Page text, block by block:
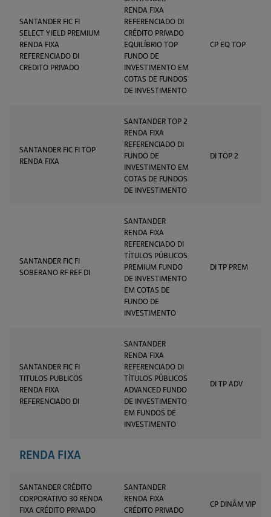
SANTANDER FIC FI
SELECT YIELD PREMIUM
RENDA FIXA
REFERENCIADO DI
CREDITO PRIVADO
RENDA FIXA
REFERENCIADO DI
CRÉDITO PRIVADO
EQUILÍBRIO TOP
FUNDO DE
INVESTIMENTO EM
COTAS DE FUNDOS
DE INVESTIMENTO
CP EQ TOP
SANTANDER FIC FI TOP
RENDA FIXA
SANTANDER TOP 2
RENDA FIXA
REFERENCIADO DI
FUNDO DE
INVESTIMENTO EM
COTAS DE FUNDOS
DE INVESTIMENTO
DI TOP 2
SANTANDER FIC FI
SOBERANO RF REF DI
SANTANDER
RENDA FIXA
REFERENCIADO DI
TÍTULOS PÚBLICOS
PREMIUM FUNDO
DE INVESTIMENTO
EM COTAS DE
FUNDO DE
INVESTIMENTO
DI TP PREM
SANTANDER FIC FI
TITULOS PUBLICOS
RENDA FIXA
REFERENCIADO DI
SANTANDER
RENDA FIXA
REFERENCIADO DI
TÍTULOS PÚBLICOS
ADVANCED FUNDO
DE INVESTIMENTO
EM FUNDOS DE
INVESTIMENTO
DI TP ADV
RENDA FIXA
SANTANDER CRÉDITO
CORPORATIVO 30 RENDA
FIXA CRÉDITO PRIVADO
SANTANDER
RENDA FIXA
CRÉDITO PRIVADO
CP DINÂM VIP